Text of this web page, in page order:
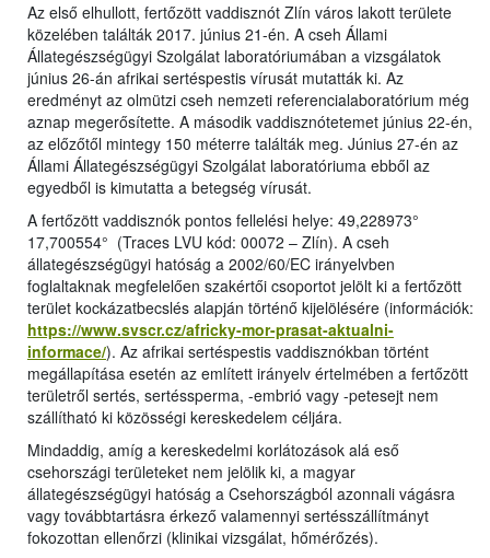
Az első elhullott, fertőzött vaddisznót Zlín város lakott területe
közelében találták 2017. június 21-én. A cseh Állami
Állategészségügyi Szolgálat laboratóriumában a vizsgálatok
június 26-án afrikai sertéspestis vírusát mutatták ki. Az
eredményt az olmützi cseh nemzeti referencialaboratórium még
aznap megerősítette. A második vaddisznótetemet június 22-én,
az előzőtől mintegy 150 méterre találták meg. Június 27-én az
Állami Állategészségügyi Szolgálat laboratóriuma ebből az
egyedből is kimutatta a betegség vírusát.
A fertőzött vaddisznók pontos fellelési helye: 49,228973°
17,700554° (Traces LVU kód: 00072 – Zlín). A cseh
állategészségügyi hatóság a 2002/60/EC irányelvben
foglaltaknak megfelelően szakértői csoportot jelölt ki a fertőzött
terület kockázatbecslés alapján történő kijelölésére (információk:
https://www.svscr.cz/africky-mor-prasat-aktualni-
informace/). Az afrikai sertéspestis vaddisznókban történt
megállapítása esetén az említett irányelv értelmében a fertőzött
területről sertés, sertéssperma, -embrió vagy -petesejt nem
szállítható ki közösségi kereskedelem céljára.
Mindaddig, amíg a kereskedelmi korlátozások alá eső
csehországi területeket nem jelölik ki, a magyar
állategészségügyi hatóság a Csehországból azonnali vágásra
vagy továbbtartásra érkező valamennyi sertésszállítmányt
fokozottan ellenőrzi (klinikai vizsgálat, hőmérőzés).